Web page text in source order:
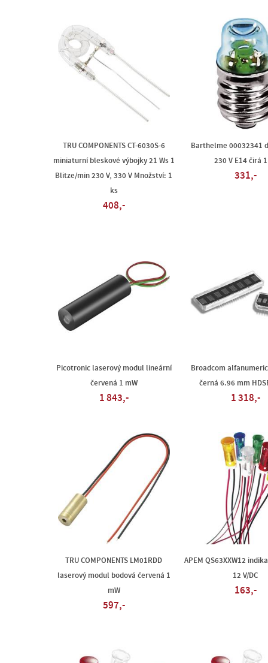
TRU COMPONENTS CT-6030S-6
miniaturní bleskové výbojky 21 Ws 1
Blitze/min 230 V, 330 V Množství: 1
ks
408,-
Barthelme 00032341
230 V E14 čirá
331,-
Picotronic laserový modul lineární
červená 1 mW
1 843,-
Broadcom
černá 6.96 mm
1 318,-
TRU COMPONENTS LM01RDD
laserový modul bodová červená 1
mW
597,-
APEM QS63XXW12
12 V/DC
163,-